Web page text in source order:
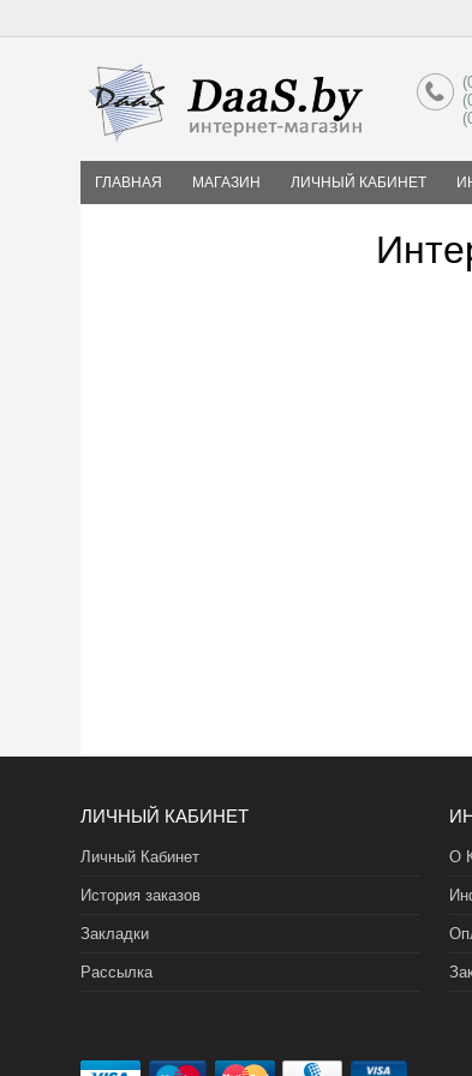
ГЛАВНАЯ МАГАЗИН ЛИЧНЫЙ КАБИНЕТ
ЛИЧНЫЙ КАБИНЕТ
Личный Кабинет
История заказов
Закладки
Рассылка
О